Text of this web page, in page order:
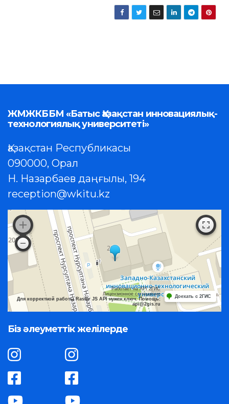
ЖМЖКББМ «Батыс Қазақстан инновациялық-
технологиялық университеті»
Қазақстан Республикасы
090000, Орал
Н. Назарбаев даңғылы, 194
reception@wkitu.kz
Работает на API 2ГИС
Лицензионное соглашение
Для корректной работы Raster JS API нужен ключ. Помощь:
api@2gis.ru
Доехать с 2ГИС
Біз әлеуметтік желілерде